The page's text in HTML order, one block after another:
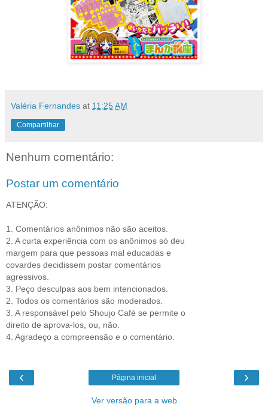
Valéria Fernandes at 11:25 AM
Compartilhar
Nenhum comentário:
Postar um comentário
ATENÇÃO:
1. Comentários anônimos não são aceitos.
2. A curta experiência com os anônimos só deu
margem para que pessoas mal educadas e
covardes decidissem postar comentários
agressivos.
3. Peço desculpas aos bem intencionados.
2. Todos os comentários são moderados.
3. A responsável pelo Shoujo Café se permite o
direito de aprova-los, ou, não.
4. Agradeço a compreensão e o comentário.
‹ ›
Página inicial
Ver versão para a web